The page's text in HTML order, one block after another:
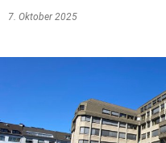
7. Oktober 2025